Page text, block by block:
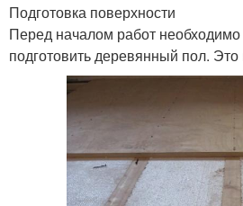
Подготовка поверхности
Перед началом работ
подготовить деревянный пол. Это